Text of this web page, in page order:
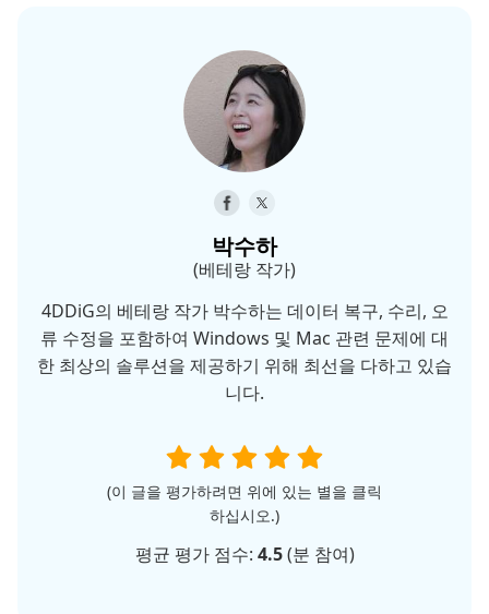
박수하
(베테랑 작가)
4DDiG의 베테랑 작가 박수하는 데이터 복구, 수리, 오
류 수정을 포함하여 Windows 및 Mac 관련 문제에 대
한 최상의 솔루션을 제공하기 위해 최선을 다하고 있습
니다.
(이 글을 평가하려면 위에 있는 별을 클릭
하십시오.)
평균 평가 점수: 4.5(분 참여)